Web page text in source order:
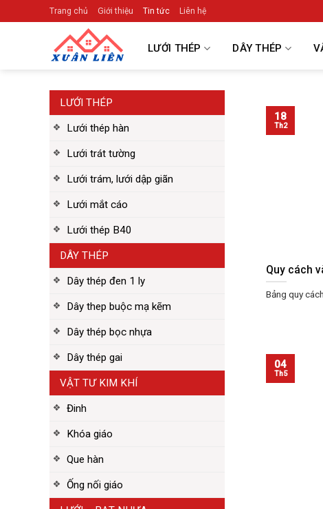
to
Trang chủ Giới thiệu Tin tức Liên hệ
LƯỚI THÉP DÂY THÉP
LƯỚI THÉP
Lưới thép hàn
Lưới trát tường
Lưới trám, lưới dập giãn
Lưới mắt cáo
Lưới thép B40
DÂY THÉP
Dây thép đen 1 ly
Dây thep buộc mạ kẽm
Dây thép bọc nhựa
Dây thép gai
VẬT TƯ KIM KHÍ
Đinh
Khóa giáo
Que hàn
Ống nối giáo
Quy cách
Bảng quy
18
Th2
04
Th5